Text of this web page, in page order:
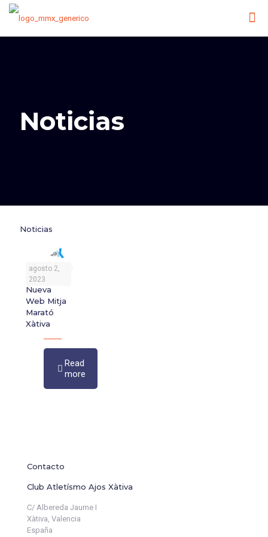
Noticias
Noticias
agosto 2,
2023
Nueva
Web Mitja
Marató
Xàtiva
Read
more
Contacto
Club Atletísmo Ajos Xàtiva
C/ Albereda Jaume I
Xàtiva, Valencia
España